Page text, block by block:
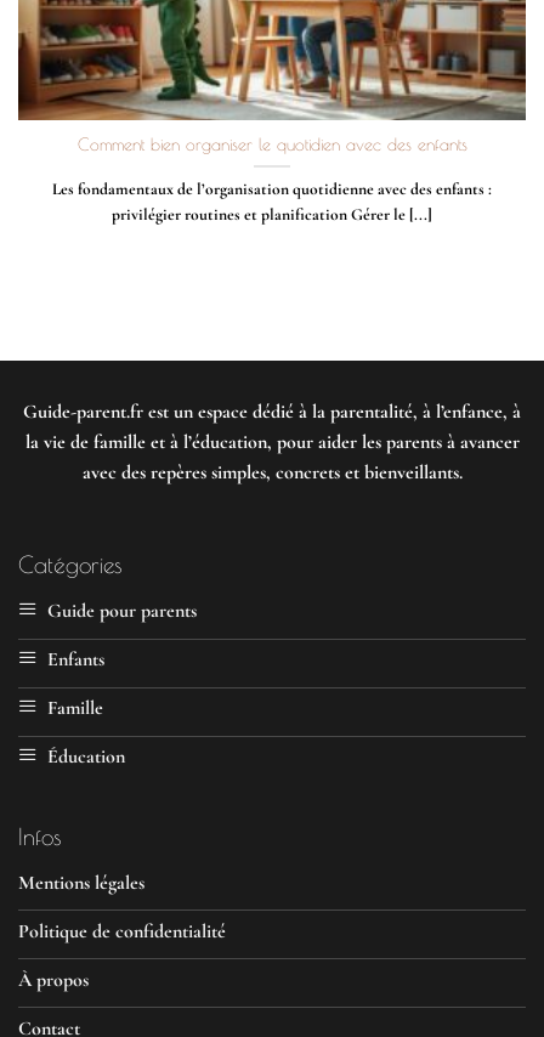
Comment bien organiser le quotidien avec des enfants
Les fondamentaux de l’organisation quotidienne avec des enfants :
privilégier routines et planification Gérer le [...]
Guide-parent.fr est un espace dédié à la parentalité, à l’enfance, à
la vie de famille et à l’éducation, pour aider les parents à avancer
avec des repères simples, concrets et bienveillants.
Catégories
Guide pour parents
Enfants
Famille
Éducation
Infos
Mentions légales
Politique de confidentialité
À propos
Contact